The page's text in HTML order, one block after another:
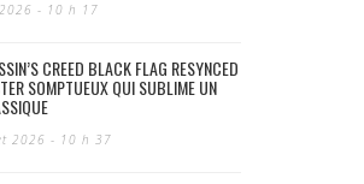
- 10 h 17
CREED BLACK FLAG RESYNCED
SOMPTUEUX QUI SUBLIME UN
2026 - 10 h 37